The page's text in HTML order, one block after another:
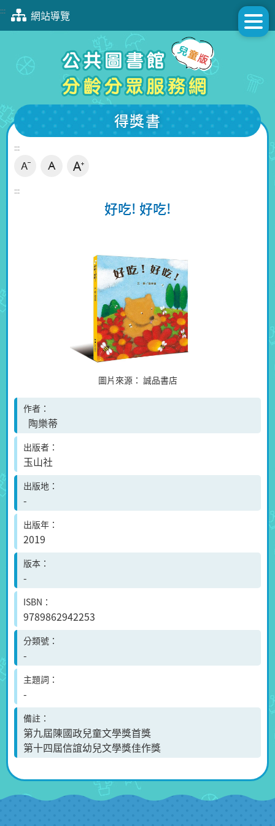
跳
塊
::: 網站導覽
得獎書
:::
:::
好吃! 好吃!
圖片來源： 誠品書店
作者
陶樂蒂
出版者
玉山社
出版地
-
出版年
2019
版本
-
ISBN
9789862942253
分類號
-
主題詞
-
備註
第九屆陳國政兒童文學獎首獎
第十四屆信誼幼兒文學獎佳作獎